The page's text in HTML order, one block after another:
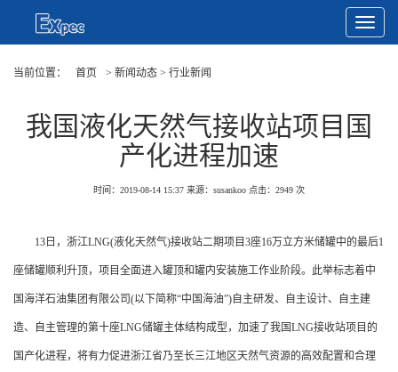
Toggle
当前位置：
首页 > 新闻动态 > 行业新闻
我国液化天然气接收站项目国
产化进程加速
时间：2019-08-14 15:37 来源：susankoo 点击： 2949 次
13日，浙江LNG(液化天然气)接收站二期项目3座16万立方米储罐中的最后1
座储罐顺利升顶，项目全面进入罐顶和罐内安装施工作业阶段。此举标志着中
国海洋石油集团有限公司(以下简称“中国海油”)自主研发、自主设计、自主建
造、自主管理的第十座LNG储罐主体结构成型，加速了我国LNG接收站项目的
国产化进程，将有力促进浙江省乃至长三江地区天然气资源的高效配置和合理